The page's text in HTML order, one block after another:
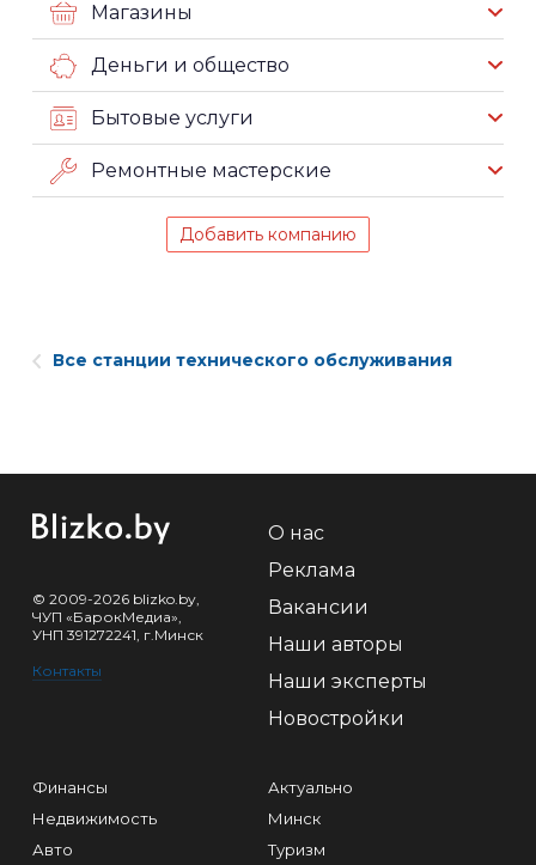
Магазины
Деньги и общество
Бытовые услуги
Ремонтные мастерские
Добавить компанию
Все станции технического обслуживания
© 2009-2026 blizko.by,
ЧУП «БарокМедиа»,
УНП 391272241, г.Минск
Контакты
О нас
Реклама
Вакансии
Наши авторы
Наши эксперты
Новостройки
Финансы
Недвижимость
Авто
Актуально
Минск
Туризм